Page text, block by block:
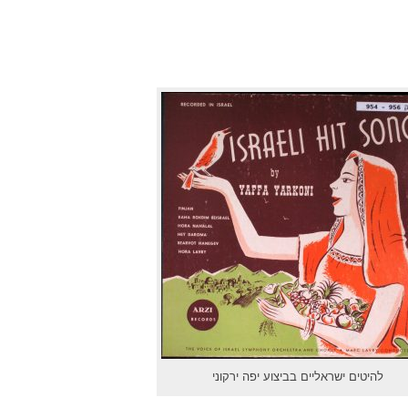
להיטים ישראליים בביצוע יפה ירקוני